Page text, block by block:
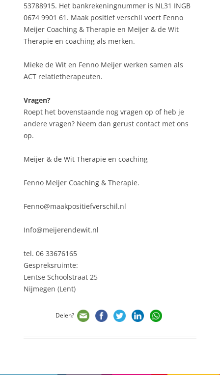
53788915. Het bankrekeningnummer is NL31 INGB
0674 9901 61. Maak positief verschil voert Fenno
Meijer Coaching & Therapie en Meijer & de Wit
Therapie en coaching als merken.
Mieke de Wit en Fenno Meijer werken samen als
ACT relatietherapeuten.
Vragen?
Roept het bovenstaande nog vragen op of heb je
andere vragen? Neem dan gerust contact met ons
op.
Meijer & de Wit Therapie en coaching
Fenno Meijer Coaching & Therapie.
Fenno@maakpositiefverschil.nl
Info@meijerendewit.nl
tel. 06 33676165
Gespreksruimte:
Lentse Schoolstraat 25
Nijmegen (Lent)
Delen?